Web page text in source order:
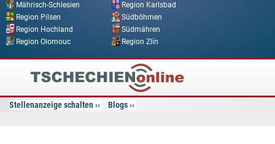
Mährisch-Schlesien
Region Karlsbad
Region Pilsen
Südböhmen
Region Hochland
Südmähren
Region Olomouc
Region Zlín
Tschechien
Online
Stellenanzeige schalten Blogs